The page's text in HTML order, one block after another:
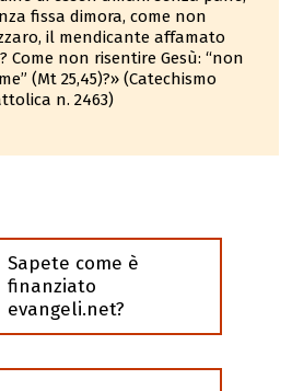
fissa dimora, come non
il mendicante affamato
Come non risentire Gesù: “non
(Mt 25,45)?» (Catechismo
n. 2463)
Sapete come è
finanziato
evangeli.net?